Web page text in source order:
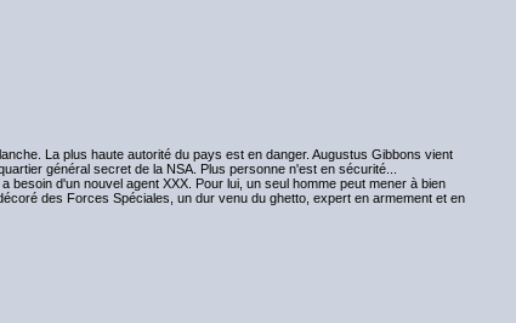
La plus haute autorité du pays est en danger. Augustus Gibbons vient
général secret de la NSA. Plus personne n'est en sécurité...
besoin d'un nouvel agent XXX. Pour lui, un seul homme peut mener à bien
des Forces Spéciales, un dur venu du ghetto, expert en armement et en